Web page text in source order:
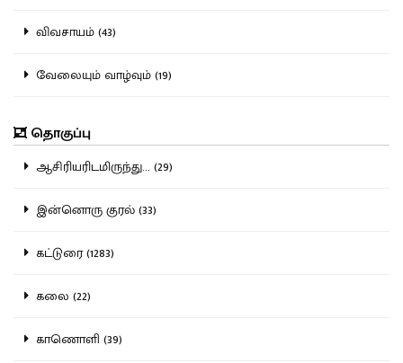
விவசாயம் (43)
வேலையும் வாழ்வும் (19)
தொகுப்பு
ஆசிரியரிடமிருந்து... (29)
இன்னொரு குரல் (33)
கட்டுரை (1283)
கலை (22)
காணொளி (39)